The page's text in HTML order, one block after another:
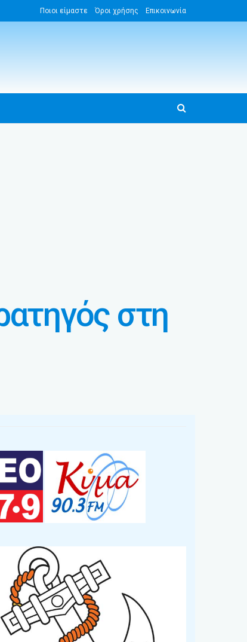
Ποιοι είμαστε Όροι χρήσης Επικοινωνία
στη